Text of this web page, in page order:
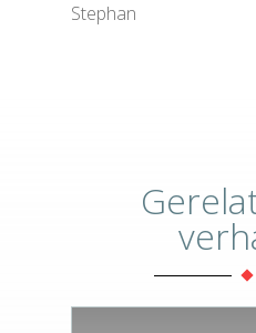
Stephan